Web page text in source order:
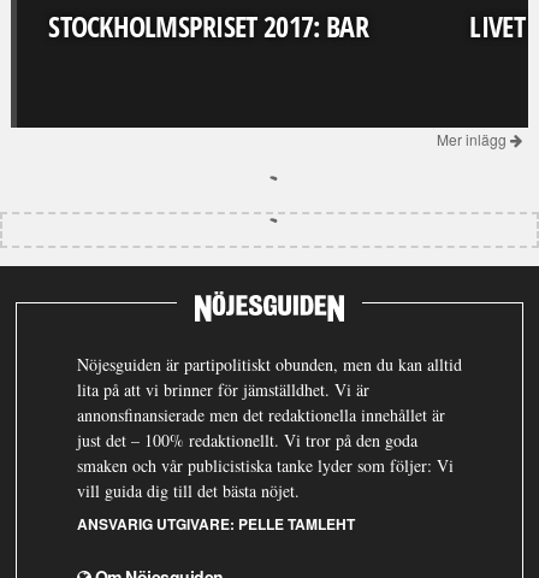
STOCKHOLMSPRISET 2017: BAR LIVET
Mer inlägg
Nöjesguiden är partipolitiskt obunden, men du kan alltid
lita på att vi brinner för jämställdhet. Vi är
annonsfinansierade men det redaktionella innehållet är
just det – 100% redaktionellt. Vi tror på den goda
smaken och vår publicistiska tanke lyder som följer: Vi
vill guida dig till det bästa nöjet.
ANSVARIG UTGIVARE: PELLE TAMLEHT